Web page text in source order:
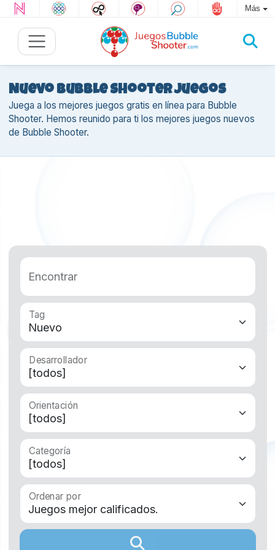
Más
Nuevo Bubble Shooter juegos
Juega a los mejores juegos gratis en línea para Bubble
Shooter. Hemos reunido para ti los mejores juegos nuevos
de Bubble Shooter.
Encontrar
Tag
Desarrollador
Orientación
Categoría
Ordenar por